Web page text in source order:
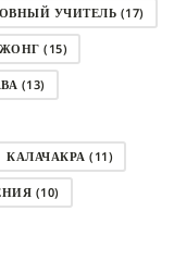
УЧИТЕЛЬ (17)
(15)
(13)
КАЛАЧАКРА (11)
(10)